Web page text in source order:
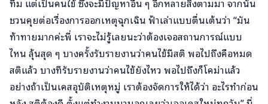
ชวนคุยต่อเรื่องการออกเหตุฉุกเฉิน ฟ้าเล่าแบบตื่นเต้นว่า “มัน
ท้าทายมากค่ะพี่ เราจะไม่รู้เลยนะว่าต้องเจอสถานการณ์แบบ
ไหน ลุ้นสุด ๆ บางครั้งรับรายงานว่าคนไข้มีสติ พอไปถึงคือหมด
สติแล้ว บางทีรับรายงานว่าคนไข้ยังไหว พอไปถึงก็โคม่าแล้ว
อย่างถ้าเป็นเคสอุบัติเหตุหมู่ เราต้องจัดการให้ได้ว่า อะไรทำก่อน